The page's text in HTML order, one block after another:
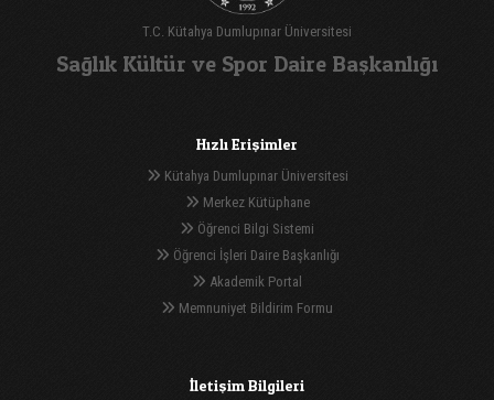
T.C. Kütahya Dumlupınar Üniversitesi
Sağlık Kültür ve Spor Daire Başkanlığı
Hızlı Erişimler
Kütahya Dumlupınar Üniversitesi
Merkez Kütüphane
Öğrenci Bilgi Sistemi
Öğrenci İşleri Daire Başkanlığı
Akademik Portal
Memnuniyet Bildirim Formu
İletişim Bilgileri